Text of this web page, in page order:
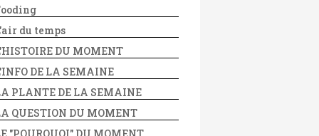
du temps
DU MOMENT
DE LA SEMAINE
PLANTE DE LA SEMAINE
QUESTION DU MOMENT